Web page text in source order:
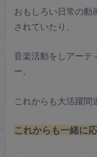
おもしろい日常の動
されていたり、
音楽活動をしアーテ
ー。
これからも大活躍間
これからも一緒に